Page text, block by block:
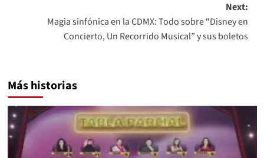
Next:
Magia sinfónica en la CDMX: Todo sobre “Disney en
Concierto, Un Recorrido Musical” y sus boletos
Más historias